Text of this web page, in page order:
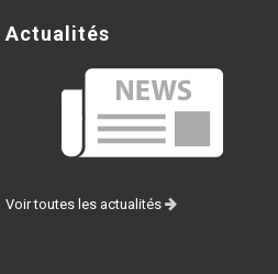
Actualités
Voir toutes les actualités